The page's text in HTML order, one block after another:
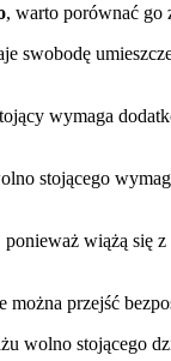
, warto porównać go
swobodę
wymaga
stojącego
wiążą się
przejść
wolno stojącego